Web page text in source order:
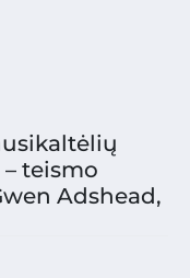
teismo
Adshead,